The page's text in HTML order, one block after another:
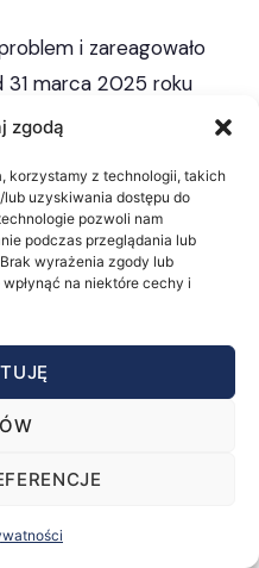
zgodą
korzystamy z technologii, takich
uzyskiwania dostępu do
pozwoli nam
podczas przeglądania lub
wyrażenia zgody lub
na niektóre cechy i
i zareagowało
31 marca 2025 roku
jest obowiązkowym
To uznanie
weryfikacji stanu
publiczne
Trzy siły
po aferach
wymagała nowego
cyfrowej, skalowalnej.
— nie przez